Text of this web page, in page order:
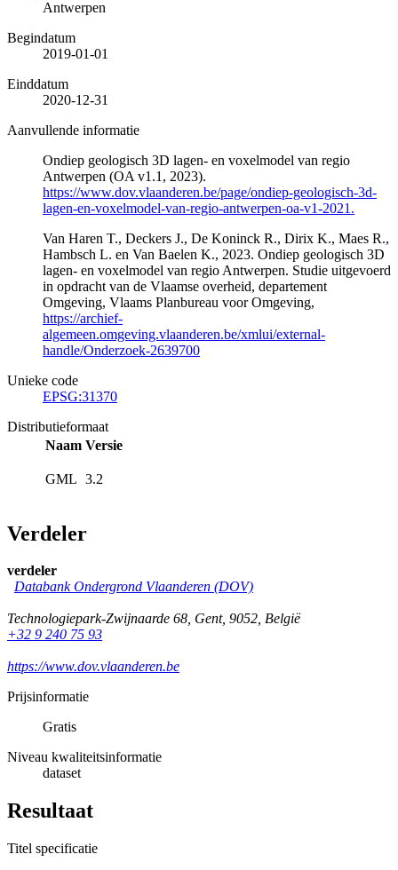
Antwerpen
Begindatum
2019-01-01
Einddatum
2020-12-31
Aanvullende informatie
Ondiep geologisch 3D lagen- en voxelmodel van regio
Antwerpen (OA v1.1, 2023).
https://www.dov.vlaanderen.be/page/ondiep-geologisch-3d-
lagen-en-voxelmodel-van-regio-antwerpen-oa-v1-2021.
Van Haren T., Deckers J., De Koninck R., Dirix K., Maes R.,
Hambsch L. en Van Baelen K., 2023. Ondiep geologisch 3D
lagen- en voxelmodel van regio Antwerpen. Studie uitgevoerd
in opdracht van de Vlaamse overheid, departement
Omgeving, Vlaams Planbureau voor Omgeving,
https://archief-
algemeen.omgeving.vlaanderen.be/xmlui/external-
handle/Onderzoek-2639700
Unieke code
EPSG:31370
Distributieformaat
Naam Versie
GML 3.2
Verdeler
verdeler
Databank Ondergrond Vlaanderen (DOV)
Technologiepark-Zwijnaarde 68, Gent, 9052, België
+32 9 240 75 93
https://www.dov.vlaanderen.be
Prijsinformatie
Gratis
Niveau kwaliteitsinformatie
dataset
Resultaat
Titel specificatie